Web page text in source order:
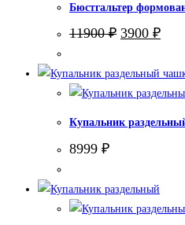
Бюстгальтер
11900₽
11900 ₽.
3900 ₽
Купальник
8999 ₽